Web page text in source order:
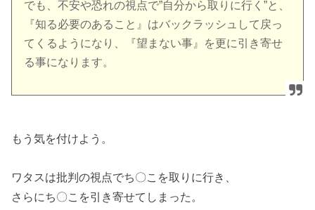
でも、不安や恐れの視点で”自分から取りに行く”と、
『知る必要のあること』はバックラッシュして戻っ
てくるようになり、『望まない事』を更に引き寄せ
る事になります。
もう気を付けよう。
ワタスは批判の視点でち〇こを取りに行き、
さらにち〇こを引き寄せてしまった。